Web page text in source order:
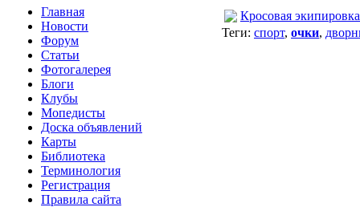
Главная
Новости
Форум
Статьи
Фотогалерея
Блоги
Клубы
Мопедисты
Доска объявлений
Карты
Библиотека
Терминология
Регистрация
Правила сайта
Кросовая
Теги: спорт, очки,